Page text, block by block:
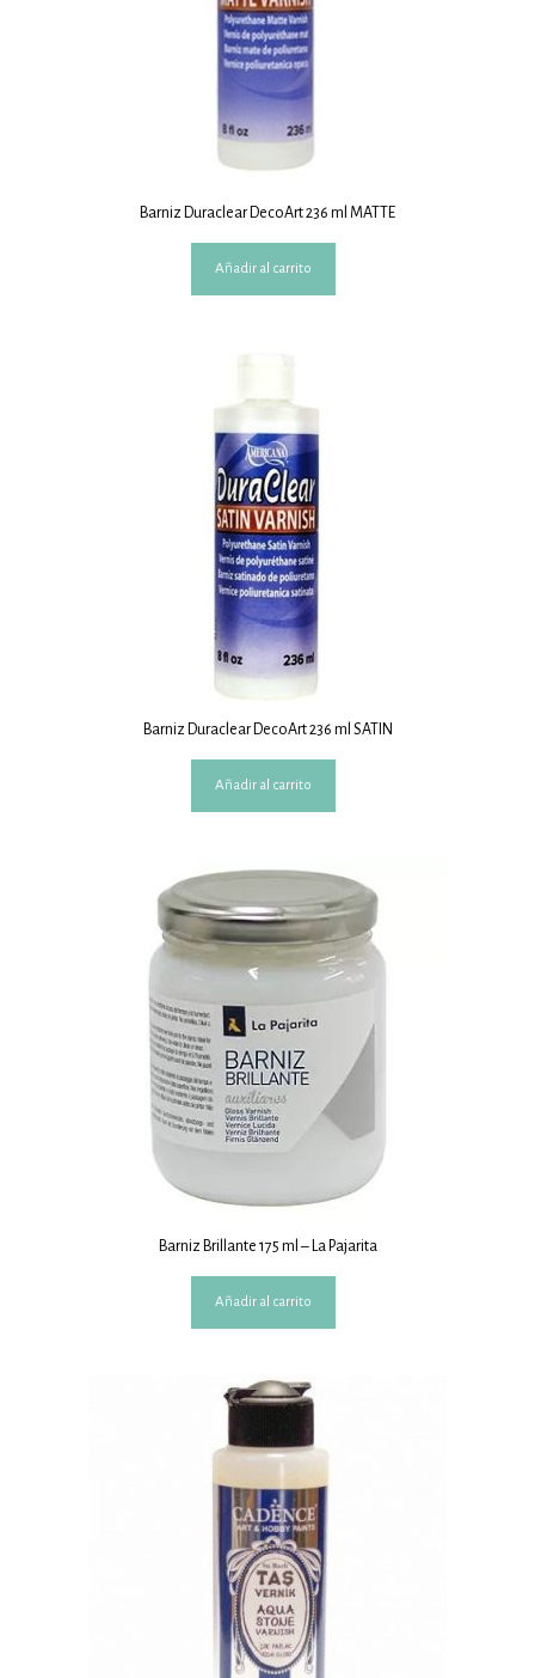
Barniz Duraclear DecoArt 236 ml MATTE
Añadir al carrito
Barniz Duraclear DecoArt 236 ml SATIN
Añadir al carrito
Barniz Brillante 175 ml – La Pajarita
Añadir al carrito